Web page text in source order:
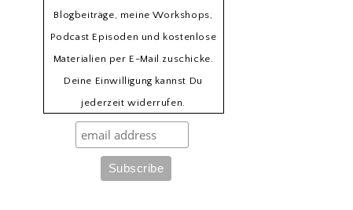
Blogbeiträge, meine Workshops,
Podcast Episoden und kostenlose
Materialien per E-Mail zuschicke.
Deine Einwilligung kannst Du
jederzeit widerrufen.